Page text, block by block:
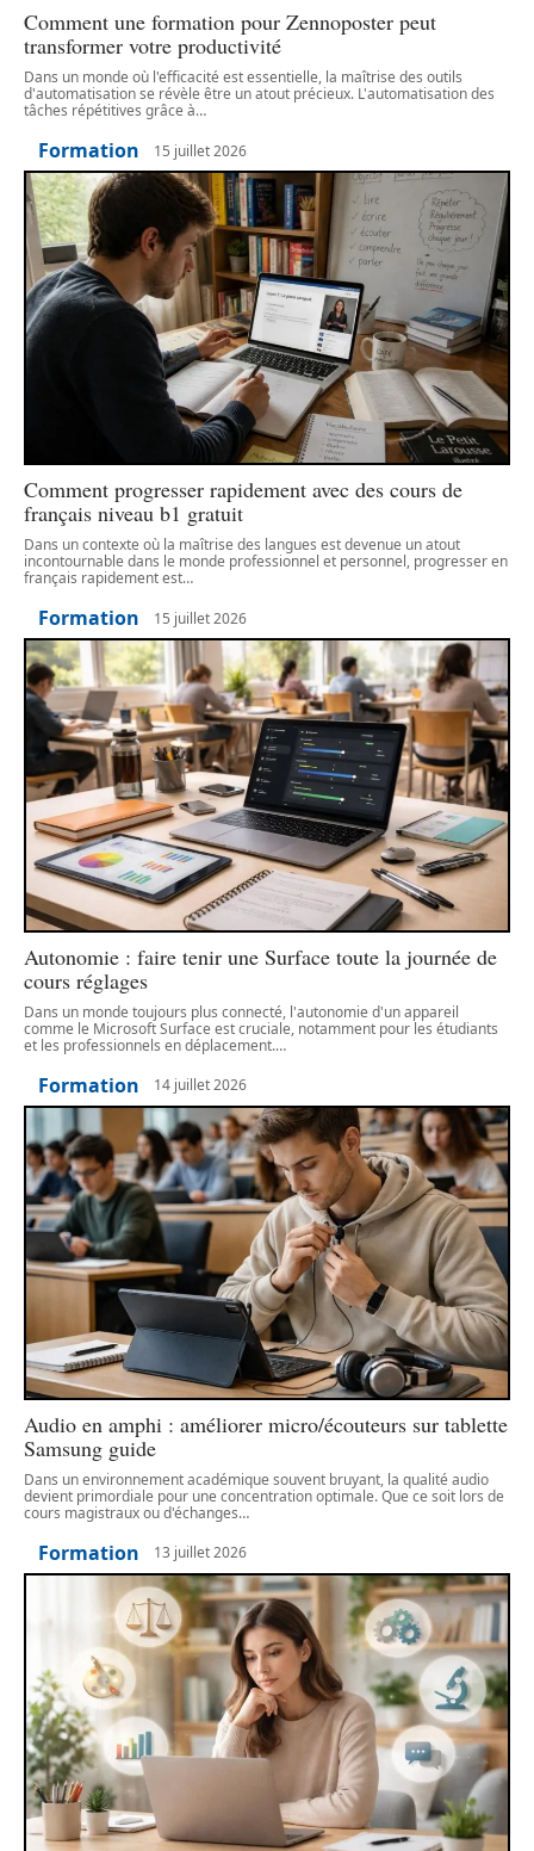
Comment une formation pour Zennoposter peut
transformer votre productivité
Dans un monde où l'efficacité est essentielle, la maîtrise des outils
d'automatisation se révèle être un atout précieux. L'automatisation des
tâches répétitives grâce à…
Formation 15 juillet 2026
Comment progresser rapidement avec des cours de
français niveau b1 gratuit
Dans un contexte où la maîtrise des langues est devenue un atout
incontournable dans le monde professionnel et personnel, progresser en
français rapidement est…
Formation 15 juillet 2026
Autonomie : faire tenir une Surface toute la journée de
cours réglages
Dans un monde toujours plus connecté, l'autonomie d'un appareil
comme le Microsoft Surface est cruciale, notamment pour les étudiants
et les professionnels en déplacement.…
Formation 14 juillet 2026
Audio en amphi : améliorer micro/écouteurs sur tablette
Samsung guide
Dans un environnement académique souvent bruyant, la qualité audio
devient primordiale pour une concentration optimale. Que ce soit lors de
cours magistraux ou d'échanges…
Formation 13 juillet 2026